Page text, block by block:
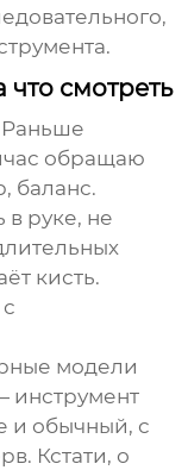
смотреть
Раньше
обращаю
баланс.
руке, не
кисть.
модели
инструмент
и обычный, с
Кстати, о